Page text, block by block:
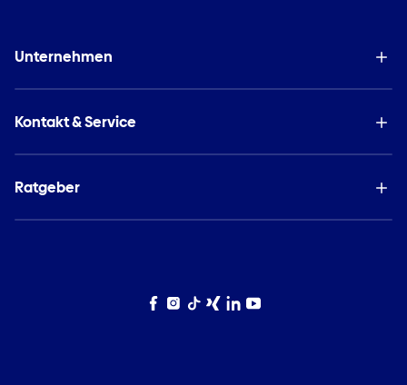
Unternehmen
Kontakt & Service
Ratgeber
Facebook
Instagram
TikTokXingLinkedIn
YouTube